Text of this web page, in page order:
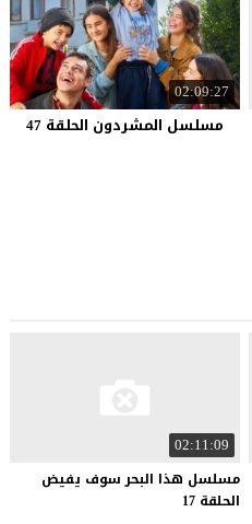
02:09:27
مسلسل المشردون الحلقة 47
02:11:09
مسلسل هذا البحر سوف يفيض
الحلقة 17